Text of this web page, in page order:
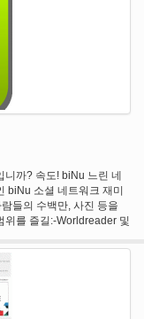
고 스포츠와 함께 귀하의
하는 것은 페이지 크기,
다. 오늘은 자신에 대 한
무선 광대역에 프리미엄
까? 속도! biNu 느린 네
biNu 소셜 네트워크 재미
들의 수백만, 사진 등을
위를 즐길:-Worldreader 및
-스포츠 biNu 크레딧-biNu
방송 탑 업 biNu 크레딧-
-영어 단어에 대 한 세계
그리고 훨씬 더! BiNu 초고
번역, 위키백과, 등 다른